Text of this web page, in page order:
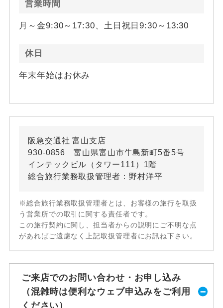
営業時間
月～金9:30～17:30、土日祝日9:30～13:30
休日
年末年始はお休み
阪急交通社 富山支店
930-0856 富山県富山市牛島新町5番5号
インテックビル（タワー111）1階
総合旅行業務取扱管理者：野村洋平
※総合旅行業務取扱管理者とは、お客様の旅行を取扱
う営業所での取引に関する責任者です。
この旅行契約に関し、担当者からの説明にご不明な点
があればご遠慮なく上記取扱管理者にお訊ね下さい。
ご来店でのお問い合わせ・お申し込み
（混雑時は便利なウェブ申込みをご利用
ください）